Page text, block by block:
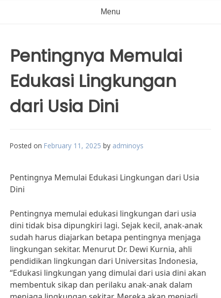
Menu
Pentingnya Memulai
Edukasi Lingkungan
dari Usia Dini
Posted on February 11, 2025 by adminoys
Pentingnya Memulai Edukasi Lingkungan dari Usia
Dini
Pentingnya memulai edukasi lingkungan dari usia
dini tidak bisa dipungkiri lagi. Sejak kecil, anak-anak
sudah harus diajarkan betapa pentingnya menjaga
lingkungan sekitar. Menurut Dr. Dewi Kurnia, ahli
pendidikan lingkungan dari Universitas Indonesia,
“Edukasi lingkungan yang dimulai dari usia dini akan
membentuk sikap dan perilaku anak-anak dalam